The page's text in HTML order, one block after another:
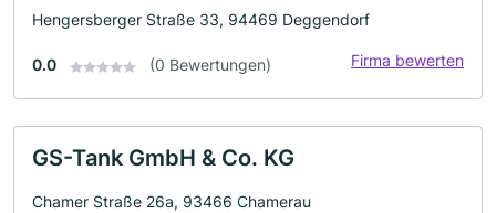
Hengersberger Straße 33, 94469 Deggendorf
0.0 (0 Bewertungen) Firma bewerten
GS-Tank GmbH & Co. KG
Chamer Straße 26a, 93466 Chamerau